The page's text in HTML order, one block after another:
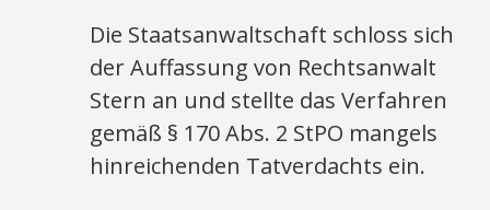
Die Staatsanwaltschaft schloss sich
der Auffassung von Rechtsanwalt
Stern an und stellte das Verfahren
gemäß § 170 Abs. 2 StPO mangels
hinreichenden Tatverdachts ein.